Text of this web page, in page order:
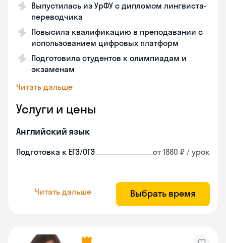
Выпустилась из УрФУ с дипломом лингвиста-
переводчика
Повысила квалификацию в преподавании с
использованием цифровых платформ
Подготовила студентов к олимпиадам и
экзаменам
Читать дальше
Услуги и цены
Английский язык
Подготовка к ЕГЭ/ОГЭ от 1880 ₽ / урок
Читать дальше Выбрать время